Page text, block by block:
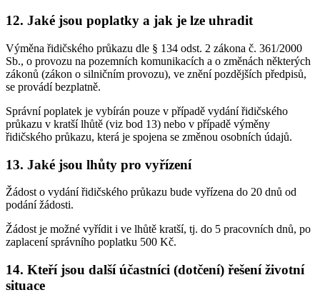
12. Jaké jsou poplatky a jak je lze uhradit
Výměna řidičského průkazu dle § 134 odst. 2 zákona č. 361/2000
Sb., o provozu na pozemních komunikacích a o změnách některých
zákonů (zákon o silničním provozu), ve znění pozdějších předpisů,
se provádí bezplatně.
Správní poplatek je vybírán pouze v případě vydání řidičského
průkazu v kratší lhůtě (viz bod 13) nebo v případě výměny
řidičského průkazu, která je spojena se změnou osobních údajů.
13. Jaké jsou lhůty pro vyřízení
Žádost o vydání řidičského průkazu bude vyřízena do 20 dnů od
podání žádosti.
Žádost je možné vyřídit i ve lhůtě kratší, tj. do 5 pracovních dnů, po
zaplacení správního poplatku 500 Kč.
14. Kteří jsou další účastníci (dotčení) řešení životní
situace